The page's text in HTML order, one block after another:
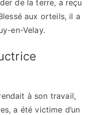
de la terre, a reçu
aux orteils, il a
en-Velay.
à son travail,
a été victime d’un